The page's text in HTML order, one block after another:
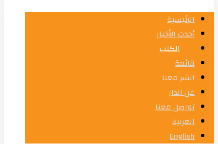
الرئيسية
أحدث الأخبار
الكتب
قائمة
انشر معنا
عن الدار
تواصل معنا
العربية
English